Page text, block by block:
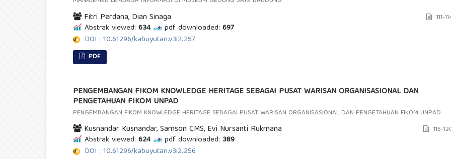
Fitri Perdana, Dian Sinaga 111-
Abstrak viewed: 634 pdf downloaded: 697
DOI : 10.61296/kabuyutan.v3i2.257
PDF
PENGEMBANGAN FIKOM KNOWLEDGE HERITAGE SEBAGAI PUSAT WARISAN ORGANISASIONAL DAN
PENGETAHUAN FIKOM UNPAD
PENGEMBANGAN FIKOM KNOWLEDGE HERITAGE SEBAGAI PUSAT WARISAN ORGANISASIONAL DAN PENGETAHUAN FIKOM UNPAD
Kusnandar Kusnandar, Samson CMS, Evi Nursanti Rukmana 115-
Abstrak viewed: 624 pdf downloaded: 389
DOI : 10.61296/kabuyutan.v3i2.256